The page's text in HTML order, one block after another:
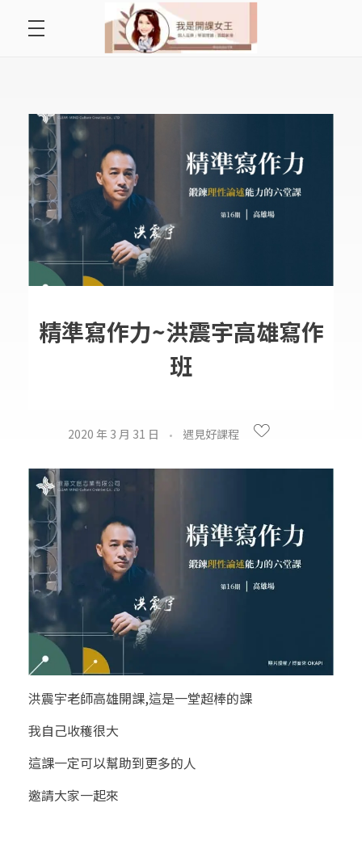
最愛讀書會
遇見好課程
挺公益活動
關於李秋玉
精準寫作力~洪震宇高雄寫作
班
2020 年 3 月 31 日 遇見好課程
洪震宇老師高雄開課,這是一堂超棒的課
我自己收穫很大
這課一定可以幫助到更多的人
邀請大家一起來